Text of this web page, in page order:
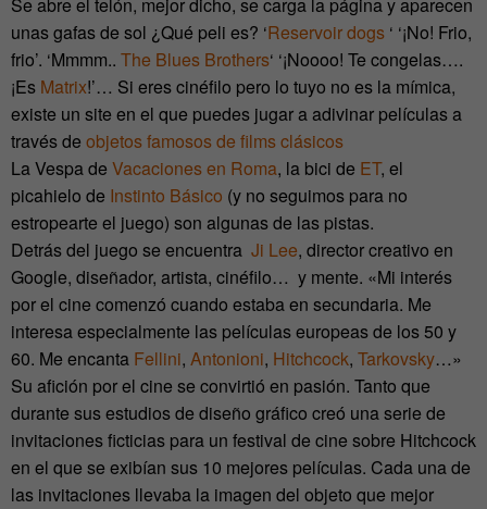
Se abre el telón, mejor dicho, se carga la página y aparecen
unas gafas de sol ¿Qué peli es? ‘Reservoir dogs ‘ ‘¡No! Frio,
frio’. ‘Mmmm.. The Blues Brothers‘ ‘¡Noooo! Te congelas….
¡Es Matrix!’… Si eres cinéfilo pero lo tuyo no es la mímica,
existe un site en el que puedes jugar a adivinar películas a
través de objetos famosos de films clásicos
La Vespa de Vacaciones en Roma, la bici de ET, el
picahielo de Instinto Básico (y no seguimos para no
estropearte el juego) son algunas de las pistas.
Detrás del juego se encuentra Ji Lee, director creativo en
Google, diseñador, artista, cinéfilo… y mente. «Mi interés
por el cine comenzó cuando estaba en secundaria. Me
interesa especialmente las películas europeas de los 50 y
60. Me encanta Fellini, Antonioni, Hitchcock, Tarkovsky…»
Su afición por el cine se convirtió en pasión. Tanto que
durante sus estudios de diseño gráfico creó una serie de
invitaciones ficticias para un festival de cine sobre Hitchcock
en el que se exibían sus 10 mejores películas. Cada una de
las invitaciones llevaba la imagen del objeto que mejor